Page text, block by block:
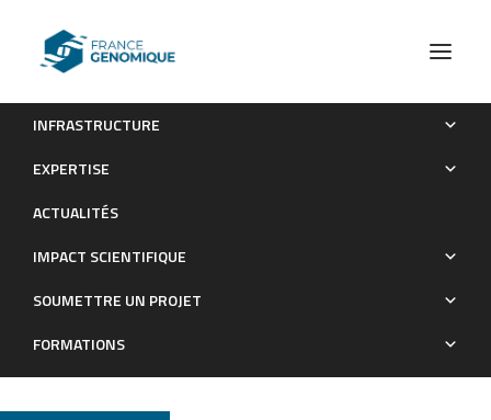
INFRASTRUCTURE
EXPERTISE
ACTUALITÉS
IMPACT SCIENTIFIQUE
SOUMETTRE UN PROJET
FORMATIONS
RNA polymerase II transcription initiation in holo-TFIID-
Publications